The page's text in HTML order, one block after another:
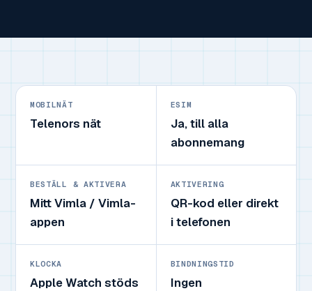
MOBILNÄT
Telenors nät
ESIM
Ja, till alla
abonnemang
BESTÄLL & AKTIVERA
Mitt Vimla / Vimla-
appen
AKTIVERING
QR-kod eller direkt
i telefonen
KLOCKA
Apple Watch stöds
BINDNINGSTID
Ingen